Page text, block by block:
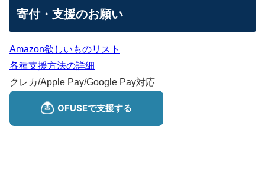
寄付・支援のお願い
Amazon欲しいものリスト
各種支援方法の詳細
クレカ/Apple Pay/Google Pay対応